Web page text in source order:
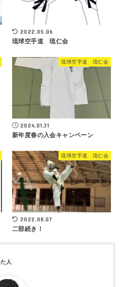
2022.05.06
琉球空手道 琉仁会
琉球空手道 琉仁会
2024.01.31
新年度春の入会キャンペーン
琉球空手道 琉仁会
2022.08.07
二部続き！